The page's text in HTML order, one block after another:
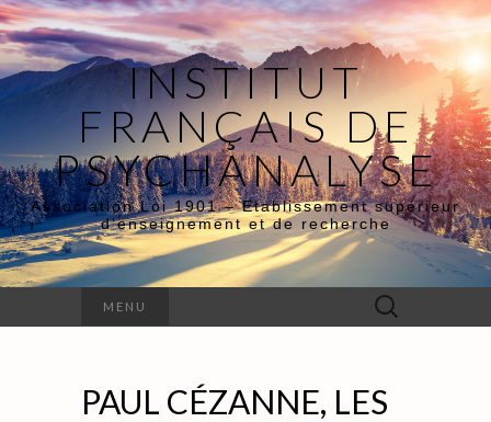
INSTITUT
FRANÇAIS DE
PSYCHANALYSE
Association Loi 1901 – Etablissement supérieur
d’enseignement et de recherche
MENU Rechercher :
PAUL CÉZANNE, LES